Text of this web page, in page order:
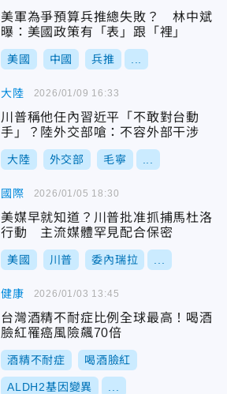
美軍為爭預算兵推總失敗？ 林中斌
曝：美國政策有「表」跟「裡」
美國 中國 兵推
大陸
川普稱他任內習近平「不敢對台動
手」？陸外交部嗆：不容外部干涉
大陸 外交部 毛寧
2026/01/09 16:33
國際
美媒早就知道？川普批准抓捕馬杜洛
行動 主流媒體罕見配合保密
美國 川普 委內瑞拉
2026/01/05 18:30
健康
台灣酒精不耐症比例全球最高！喝酒
臉紅罹癌風險飆70倍
酒精不耐症 喝酒臉紅
ALDH2基因變異
2026/01/03 13:45